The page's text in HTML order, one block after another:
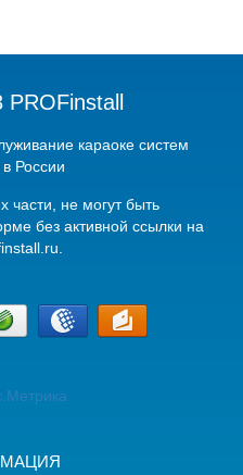
караоке систем
России
части, не могут быть
без активной ссылки на